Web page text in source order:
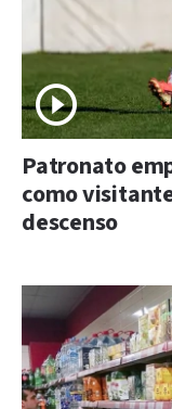
Patronato
como
descenso